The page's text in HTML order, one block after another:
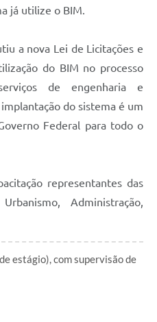
já utilize o BIM.
a nova Lei de Licitações e
do BIM no processo
de engenharia e
do sistema é um
Federal para todo o
representantes das
Administração,
estágio), com supervisão de